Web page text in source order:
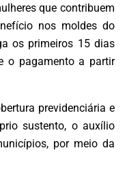
que contribuem
nos moldes do
os primeiros 15 dias
o pagamento a partir
previdenciária e
sustento, o auxílio
por meio da